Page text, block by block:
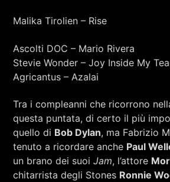
Sostieni Radio Città
Malika Tirolien – Rise
Ascolti DOC – Mario Rivera
Stevie Wonder – Joy Inside My
Agricantus – Azalai
Tra i compleanni che ricorrono
questa puntata, di certo il più
quello di Bob Dylan, ma Fabrizio
tenuto a ricordare anche Paul
un brano dei suoiJam, l’attore
chitarrista degli Stones Ronnie